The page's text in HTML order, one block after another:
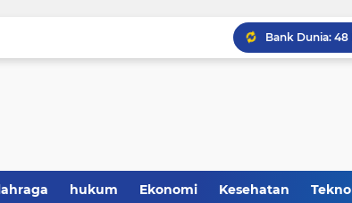
hukum Ekonomi Kesehatan Tekno